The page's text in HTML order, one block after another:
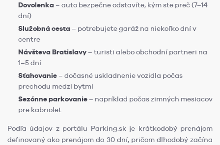
Dovolenka – auto bezpečne odstavíte, kým ste preč (7–14
dní)
Služobná cesta – potrebujete garáž na niekoľko dní v
centre
Návšteva Bratislavy– turisti alebo obchodní partneri na
1–5 dní
Sťahovanie – dočasné uskladnenie vozidla počas
prechodu medzi bytmi
Sezónne parkovanie – napríklad počas zimných mesiacov
pre kabriolet
Podľa údajov z portálu Parking.sk je krátkodobý prenájom
definovaný ako prenájom do 30 dní, pričom dlhodobý začína